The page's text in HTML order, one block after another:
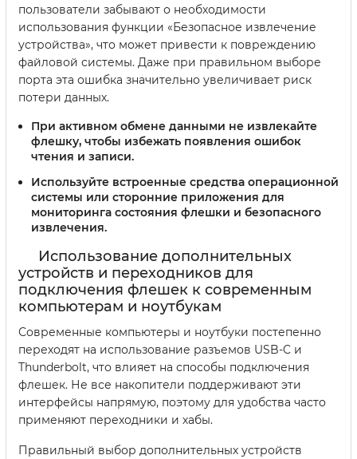
пользователи забывают о необходимости
использования функции «Безопасное извлечение
устройства», что может привести к повреждению
файловой системы. Даже при правильном выборе
порта эта ошибка значительно увеличивает риск
потери данных.
При активном обмене данными не извлекайте
флешку, чтобы избежать появления ошибок
чтения и записи.
Используйте встроенные средства операционной
системы или сторонние приложения для
мониторинга состояния флешки и безопасного
извлечения.
Использование дополнительных
устройств и переходников для
подключения флешек к современным
компьютерам и ноутбукам
Современные компьютеры и ноутбуки постепенно
переходят на использование разъемов USB-C и
Thunderbolt, что влияет на способы подключения
флешек. Не все накопители поддерживают эти
интерфейсы напрямую, поэтому для удобства часто
применяют переходники и хабы.
Правильный выбор дополнительных устройств